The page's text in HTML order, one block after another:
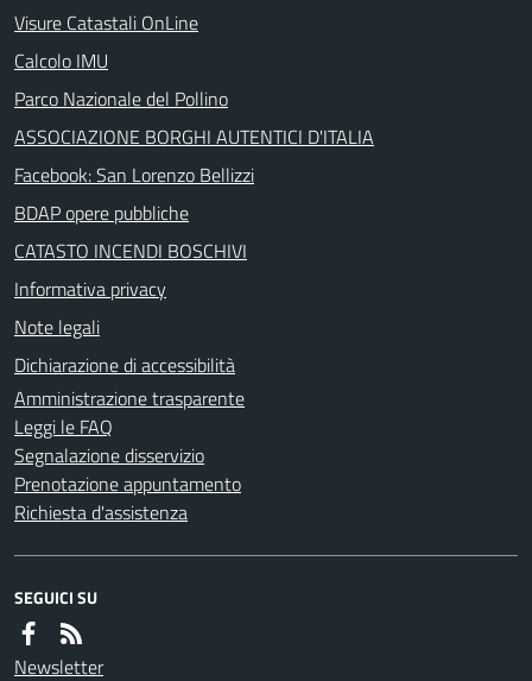
Visure Catastali OnLine
Calcolo IMU
Parco Nazionale del Pollino
ASSOCIAZIONE BORGHI AUTENTICI D'ITALIA
Facebook: San Lorenzo Bellizzi
BDAP opere pubbliche
CATASTO INCENDI BOSCHIVI
Informativa privacy
Note legali
Dichiarazione di accessibilità
Amministrazione trasparente
Leggi le FAQ
Segnalazione disservizio
Prenotazione appuntamento
Richiesta d'assistenza
SEGUICI SU
Newsletter